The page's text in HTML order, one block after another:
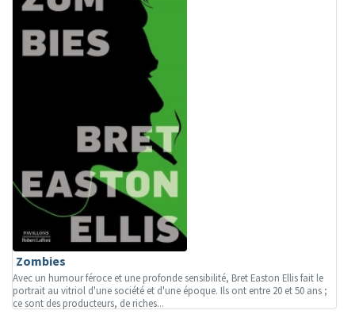
Zombies
Avec un humour féroce et une profonde sensibilité, Bret Easton Ellis fait le
portrait au vitriol d'une société et d'une époque. Ils ont entre 20 et 50 ans ;
ce sont des producteurs, de riches...